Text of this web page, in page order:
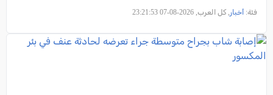
فئة: أخبار , كل العرب, 2026-08-07 23:21:53